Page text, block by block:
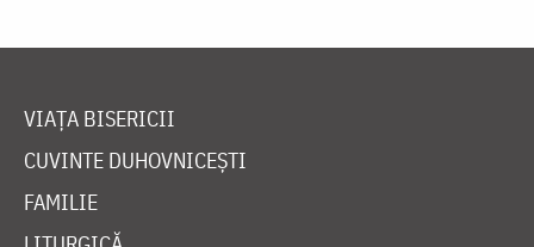
VIAȚA BISERICII
CUVINTE DUHOVNICEȘTI
FAMILIE